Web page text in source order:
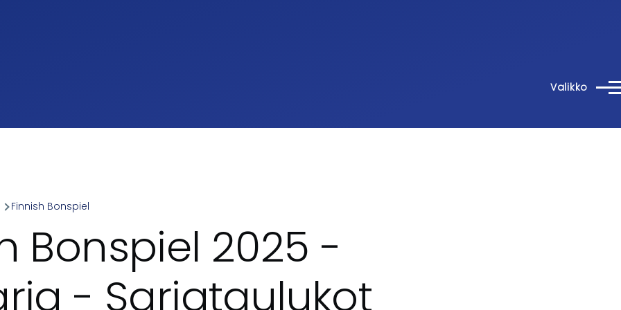
Valikko
Finnish Bonspiel
Bonspiel 2025 -
- Sarjataulukot